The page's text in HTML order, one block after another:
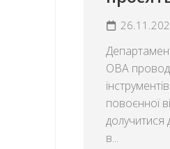
ОВА
повоєнної
в...